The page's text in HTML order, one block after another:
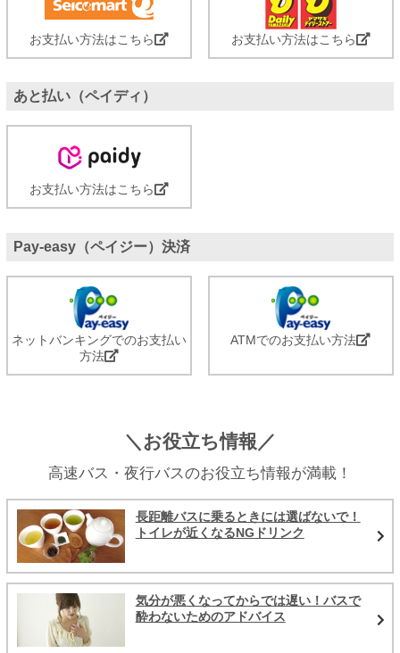
お支払い方法はこちら お支払い方法はこちら
あと払い（ペイディ）
お支払い方法はこちら
Pay-easy（ペイジー）決済
ネットバンキングでのお支払い
方法
ATMでのお支払い方法
＼お役立ち情報／
高速バス・夜行バスのお役立ち情報が満載！
長距離バスに乗るときには選ばないで！
トイレが近くなるNGドリンク
気分が悪くなってからでは遅い！バスで
酔わないためのアドバイス